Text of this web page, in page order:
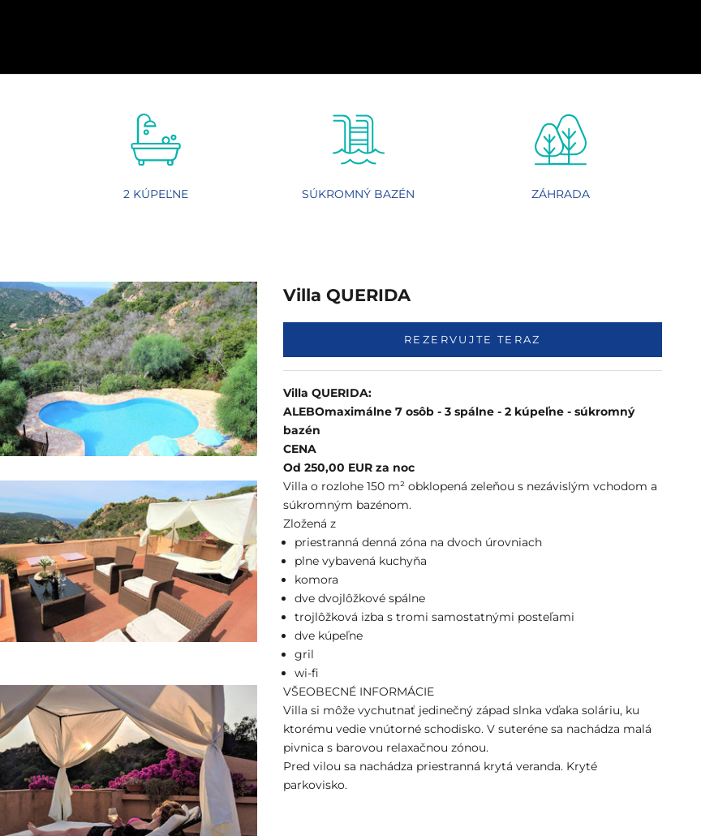
2 KÚPEĽNE SÚKROMNÝ BAZÉN ZÁHRADA
Villa QUERIDA
REZERVUJTE TERAZ
Villa QUERIDA:
ALEBOmaximálne 7 osôb - 3 spálne - 2 kúpeľne - súkromný
bazén
CENA
Od 250,00 EUR za noc
Villa o rozlohe 150 m² obklopená zeleňou s nezávislým vchodom a
súkromným bazénom.
Zložená z
priestranná denná zóna na dvoch úrovniach
plne vybavená kuchyňa
komora
dve dvojlôžkové spálne
trojlôžková izba s tromi samostatnými posteľami
dve kúpeľne
gril
wi-fi
VŠEOBECNÉ INFORMÁCIE
Villa si môže vychutnať jedinečný západ slnka vďaka soláriu, ku
ktorému vedie vnútorné schodisko. V suteréne sa nachádza malá
pivnica s barovou relaxačnou zónou.
Pred vilou sa nachádza priestranná krytá veranda. Kryté
parkovisko.